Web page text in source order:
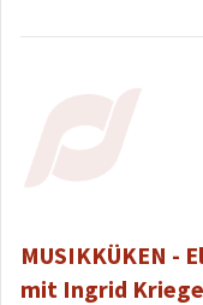
MUSIKKÜKEN -
mit Ingrid